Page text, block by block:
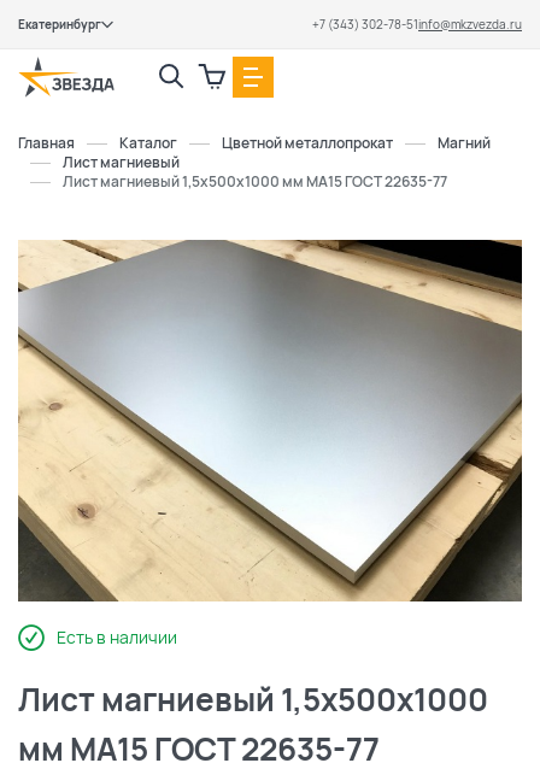
Екатеринбург +7 (343) 302-78-51info@mkzvezda.ru
Главная Каталог Цветной металлопрокат
Магний
Лист магниевый
Лист магниевый 1,5х500х1000 мм МА15 ГОСТ 22635-77
Есть в наличии
Лист магниевый 1,5х500х1000
мм МА15 ГОСТ 22635-77